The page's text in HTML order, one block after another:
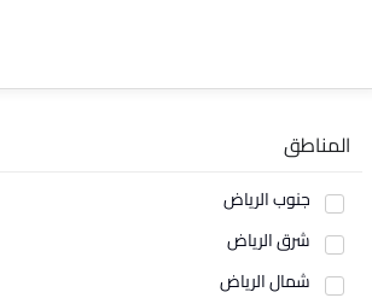
المناطق
جنوب الرياض
شرق الرياض
شمال الرياض